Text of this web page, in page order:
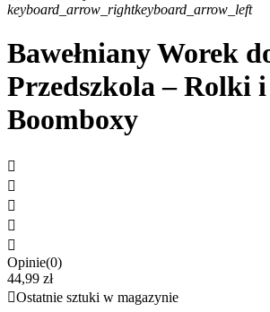
keyboard_arrow_rightkeyboard_arrow_left
Bawełniany Worek
Przedszkola – Rolki i
Boomboxy





Opinie(0)
44,99 zł
Ostatnie sztuki w magazynie